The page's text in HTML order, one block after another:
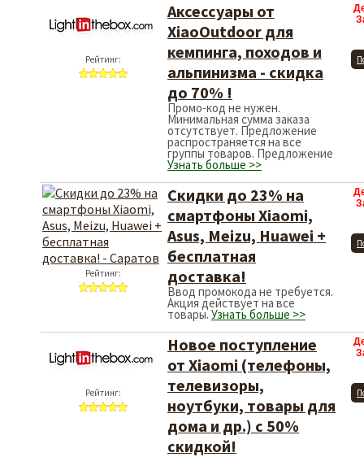
Рейтинг:
Аксессуары от
XiaoOutdoor для
кемпинга, походов и
альпинизма - скидка
до 70% !
Промо-код не нужен.
Минимальная сумма заказа
отсутствует. Предложение
распространяется на все
группы товаров. Предложение
Узнать больше >>
Рейтинг:
Скидки до 23% на
смартфоны Xiaomi,
Asus, Meizu, Huawei +
бесплатная
доставка!
Ввод промокода не требуется.
Акция действует на все
товары. Узнать больше >>
Рейтинг:
Новое поступление
от Xiaomi (телефоны,
телевизоры,
ноутбуки, товары для
дома и др.) с 50%
скидкой!